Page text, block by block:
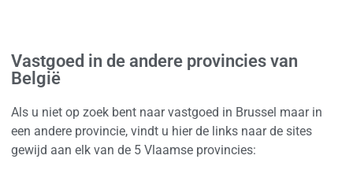
Vastgoed in de andere provincies van
België
Als u niet op zoek bent naar vastgoed in Brussel maar in
een andere provincie, vindt u hier de links naar de sites
gewijd aan elk van de 5 Vlaamse provincies: